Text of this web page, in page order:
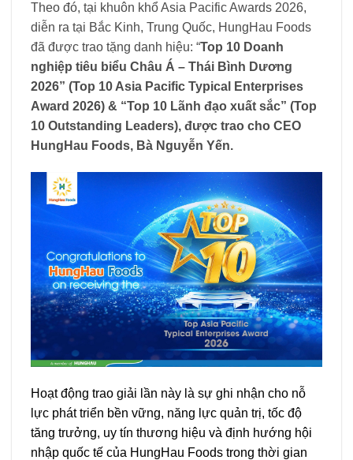
Theo đó, tại khuôn khổ Asia Pacific Awards 2026,
diễn ra tại Bắc Kinh, Trung Quốc, HungHau Foods
đã được trao tặng danh hiệu: “Top 10 Doanh
nghiệp tiêu biểu Châu Á – Thái Bình Dương
2026” (Top 10 Asia Pacific Typical Enterprises
Award 2026) & “Top 10 Lãnh đạo xuất sắc” (Top
10 Outstanding Leaders), được trao cho CEO
HungHau Foods, Bà Nguyễn Yến.
Hoạt động trao giải lần này là sự ghi nhận cho nỗ
lực phát triển bền vững, năng lực quản trị, tốc độ
tăng trưởng, uy tín thương hiệu và định hướng hội
nhập quốc tế của HungHau Foods trong thời gian